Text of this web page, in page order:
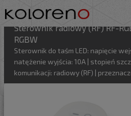
Sterownik radiowy (RF) RF-
RGBW
Sterownik do taśm LED: napięcie
natężenie wyjścia: 10A | stopień
komunikacji: radiowy (RF) |